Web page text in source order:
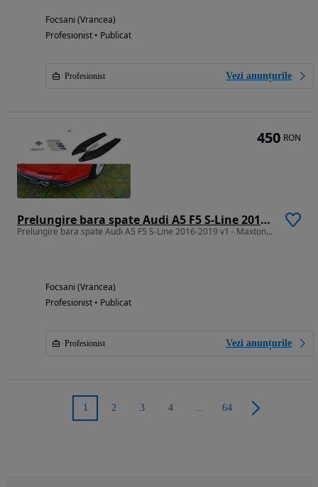
Focsani (Vrancea)
Profesionist • Publicat
Profesionist Vezi anunțurile
Prelungire bara spate Audi A5 F5 S-Line 2016-2019 v1 - Maxton Design
Prelungire bara spate Audi A5 F5 S-Line 2016-2019 v1 - Maxton Design
Focsani (Vrancea)
Profesionist • Publicat
Profesionist Vezi anunțurile
450 RON
1 2 3 4 64